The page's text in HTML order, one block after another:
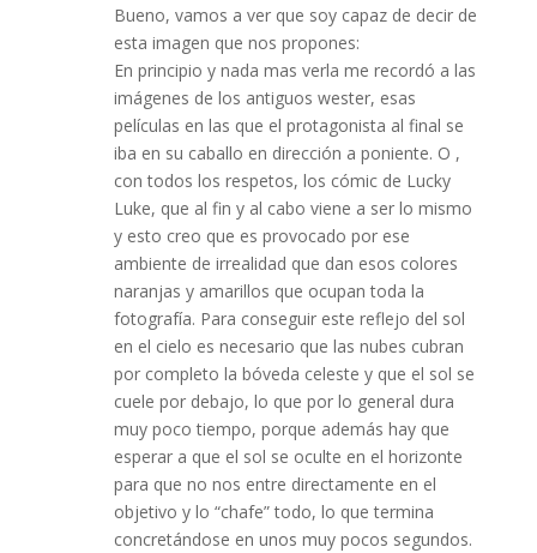
Bueno, vamos a ver que soy capaz de decir de
esta imagen que nos propones:
En principio y nada mas verla me recordó a las
imágenes de los antiguos wester, esas
películas en las que el protagonista al final se
iba en su caballo en dirección a poniente. O ,
con todos los respetos, los cómic de Lucky
Luke, que al fin y al cabo viene a ser lo mismo
y esto creo que es provocado por ese
ambiente de irrealidad que dan esos colores
naranjas y amarillos que ocupan toda la
fotografía. Para conseguir este reflejo del sol
en el cielo es necesario que las nubes cubran
por completo la bóveda celeste y que el sol se
cuele por debajo, lo que por lo general dura
muy poco tiempo, porque además hay que
esperar a que el sol se oculte en el horizonte
para que no nos entre directamente en el
objetivo y lo “chafe” todo, lo que termina
concretándose en unos muy pocos segundos.